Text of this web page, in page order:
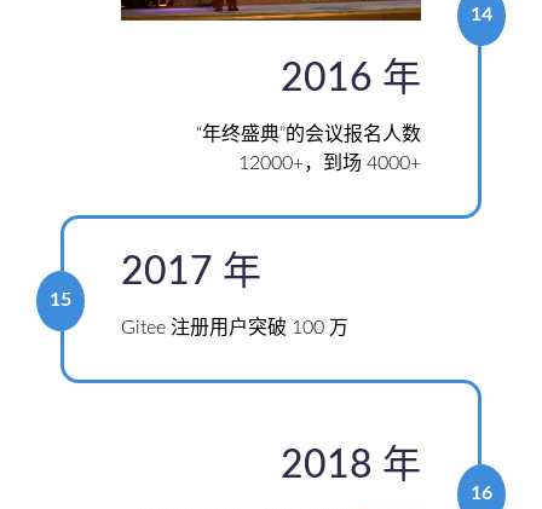
2016 年
“年终盛典”的会议报名人数
12000+，到场 4000+
14
15
2017 年
Gitee 注册用户突破 100 万
2018 年
16